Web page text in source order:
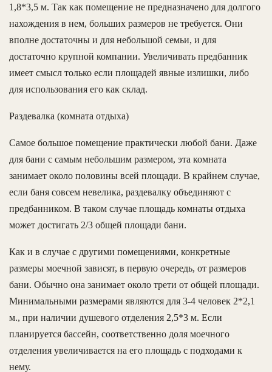
1,8*3,5 м. Так как помещение не предназначено для долгого
нахождения в нем, больших размеров не требуется. Они
вполне достаточны и для небольшой семьи, и для
достаточно крупной компании. Увеличивать предбанник
имеет смысл только если площадей явные излишки, либо
для использования его как склад.
Раздевалка (комната отдыха)
Самое большое помещение практически любой бани. Даже
для бани с самым небольшим размером, эта комната
занимает около половины всей площади. В крайнем случае,
если баня совсем невелика, раздевалку объединяют с
предбанником. В таком случае площадь комнаты отдыха
может достигать 2/3 общей площади бани.
Как и в случае с другими помещениями, конкретные
размеры моечной зависят, в первую очередь, от размеров
бани. Обычно она занимает около трети от общей площади.
Минимальными размерами являются для 3-4 человек 2*2,1
м., при наличии душевого отделения 2,5*3 м. Если
планируется бассейн, соответственно доля моечного
отделения увеличивается на его площадь с подходами к
нему.